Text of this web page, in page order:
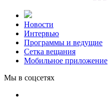
Новости
Интервью
Программы и ведущие
Сетка вещания
Мобильное приложение
Мы в соцсетях